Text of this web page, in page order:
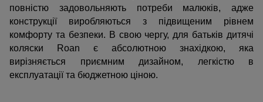
повністю задовольняють потреби малюків, адже
конструкції виробляються з підвищеним рівнем
комфорту та безпеки. В свою чергу, для батьків дитячі
коляски Roan є абсолютною знахідкою, яка
вирізняється приємним дизайном, легкістю в
експлуатації та бюджетною ціною.